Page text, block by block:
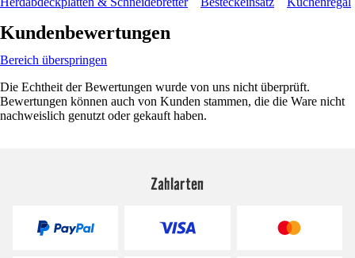
Kundenbewertungen
Bereich überspringen
Die Echtheit der Bewertungen wurde von uns nicht überprüft.
Bewertungen können auch von Kunden stammen, die die Ware nicht
nachweislich genutzt oder gekauft haben.
Zahlarten